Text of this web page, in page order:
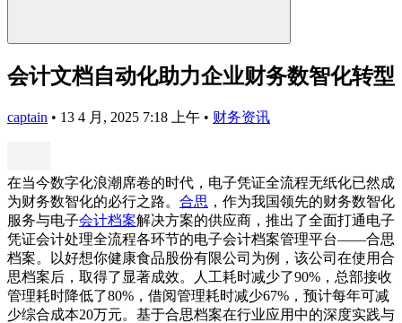
会计文档自动化助力企业财务数智化转型
captain • 13 4 月, 2025 7:18 上午 • 财务资讯
在当今数字化浪潮席卷的时代，电子凭证全流程无纸化已然成
为财务数智化的必行之路。 合思 ，作为我国领先的财务数智化
服务与电子会计档案解决方案的供应商，推出了全面打通电子
凭证会计处理全流程各环节的电子会计档案管理平台——合思
档案。以好想你健康食品股份有限公司为例，该公司在使用合
思档案后，取得了显著成效。人工耗时减少了90%，总部接收
管理耗时降低了80%，借阅管理耗时减少67%，预计每年可减
少综合成本20万元。基于合思档案在行业应用中的深度实践与